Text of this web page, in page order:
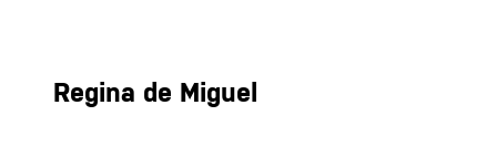
Regina de Miguel